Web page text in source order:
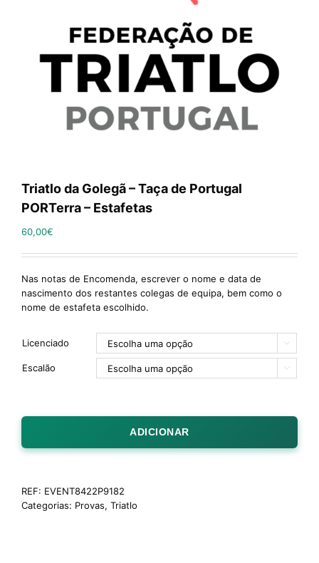
Triatlo da Golegã – Taça de Portugal
PORTerra – Estafetas
60,00€
Nas notas de Encomenda, escrever o nome e data de
nascimento dos restantes colegas de equipa, bem como o
nome de estafeta escolhido.
Licenciado 
Escalão 
ADICIONAR
REF: EVENT8422P9182
Categorias: Provas, Triatlo